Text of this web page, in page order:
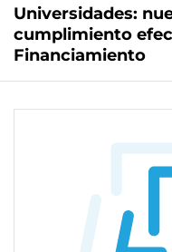
Universidades:
cumplimiento
Financiamiento